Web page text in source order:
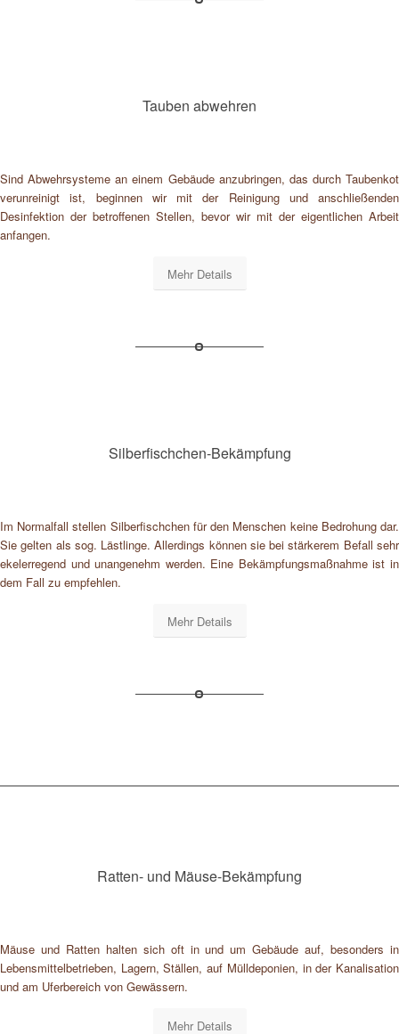
Tauben abwehren
Sind Abwehrsysteme an einem Gebäude anzubringen, das durch Taubenkot
verunreinigt ist, beginnen wir mit der Reinigung und anschließenden
Desinfektion der betroffenen Stellen, bevor wir mit der eigentlichen Arbeit
anfangen.
Mehr Details
Silberfischchen-Bekämpfung
Im Normalfall stellen Silberfischchen für den Menschen keine Bedrohung dar.
Sie gelten als sog. Lästlinge. Allerdings können sie bei stärkerem Befall sehr
ekelerregend und unangenehm werden. Eine Bekämpfungsmaßnahme ist in
dem Fall zu empfehlen.
Mehr Details
Ratten- und Mäuse-Bekämpfung
Mäuse und Ratten halten sich oft in und um Gebäude auf, besonders in
Lebensmittelbetrieben, Lagern, Ställen, auf Mülldeponien, in der Kanalisation
und am Uferbereich von Gewässern.
Mehr Details